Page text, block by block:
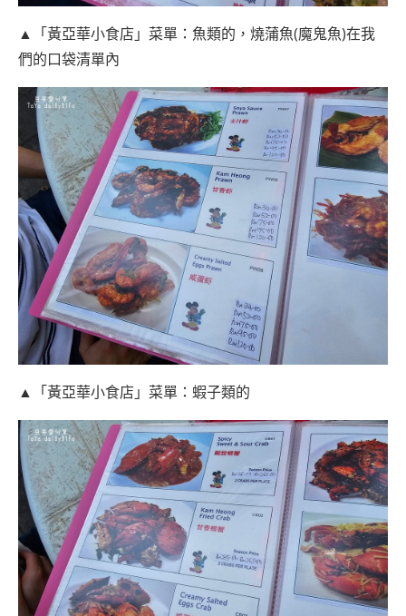
▲「黃亞華小食店」菜單：魚類的，燒蒲魚(魔鬼魚)在我
們的口袋清單內
▲「黃亞華小食店」菜單：蝦子類的